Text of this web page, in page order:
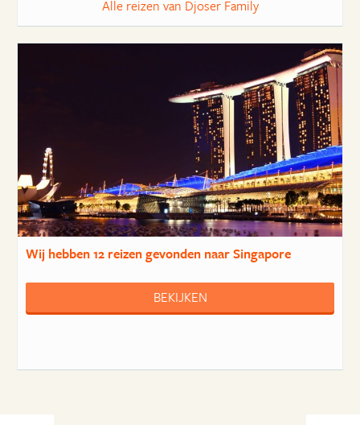
Alle reizen van Djoser Family
Wij hebben12 reizengevonden naar Singapore
BEKIJKEN